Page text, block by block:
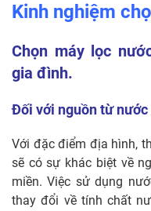
Kinh nghiệm
Chọn máy lọc
gia đình.
Đối với nguồn từ
Với đặc điểm địa hình,
sẽ có sự khác biệt về
miền. Việc sử dụng
thay đổi về tính chất